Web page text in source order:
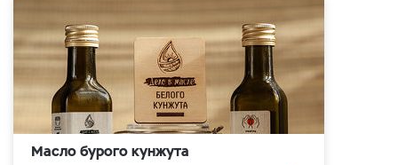
Масло бурого кунжута